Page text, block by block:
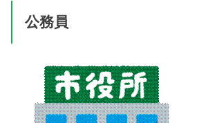
公務員